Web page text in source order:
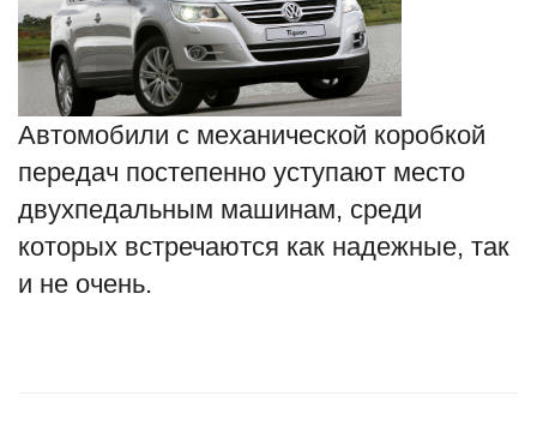
Образование
Шоу-бизнес
Россия
Язык
Автомобили с механической коробкой
передач постепенно уступают место
двухпедальным машинам, среди
которых встречаются как надежные, так
и не очень.